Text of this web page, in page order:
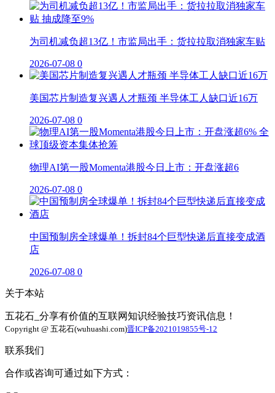
为司机减负超13亿！市监局出手：货拉拉取消独家车贴
2026-07-08 0
美国芯片制造复兴遇人才瓶颈 半导体工人缺口近16万
2026-07-08 0
物理AI第一股Momenta港股今日上市：开盘涨超6
2026-07-08 0
中国预制房全球爆单！拆封84个巨型快递后直接变成酒
店
2026-07-08 0
关于本站
五花石_分享有价值的互联网知识经验技巧资讯信息！
Copyright @ 五花石(wuhuashi.com)晋ICP备2021019855号-12
联系我们
合作或咨询可通过如下方式：